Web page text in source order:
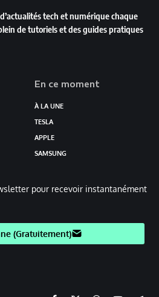
tech et numérique chaque
de tutoriels et des guides pratiques
En ce moment
À LA UNE
TESLA
APPLE
SAMSUNG
pour recevoir instantanément
(Gratuitement)